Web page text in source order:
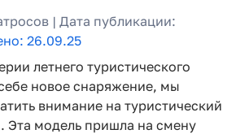
| Дата публикации:
26.09.25
летнего туристического
новое снаряжение, мы
внимание на туристический
Эта модель пришла на смену